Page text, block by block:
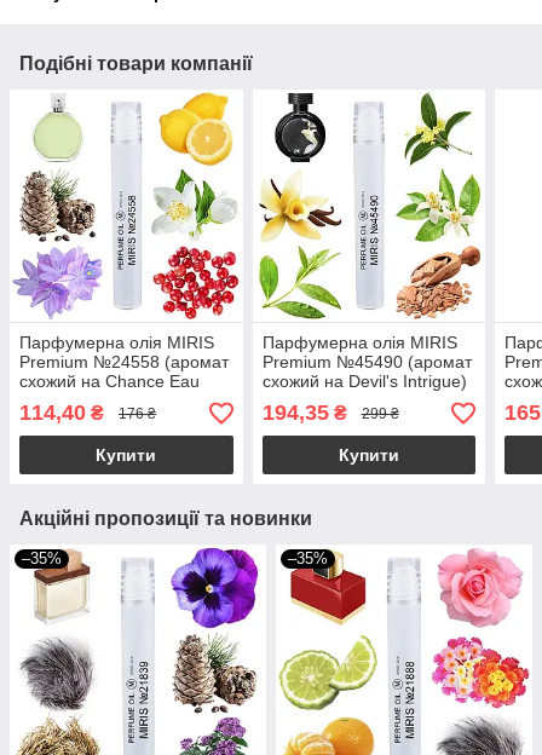
Подібні товари компанії
Парфумерна олія MIRIS
Premium №24558 (аромат
схожий на Chance Eau
Fraiche) Жіноча 10 ml
114,40 ₴ 176 ₴
Купити
Парфумерна олія MIRIS
Premium №45490 (аромат
схожий на Devil's Intrigue)
Жіноча 10 ml
194,35₴ 299 ₴
Купити
ml
Акційні пропозиції та новинки
–35% –35%